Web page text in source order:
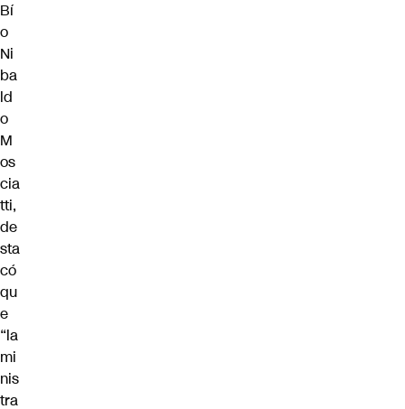
Bí
o
Ni
ba
ld
o
M
os
cia
tti,
de
sta
có
qu
e
“la
mi
nis
tra